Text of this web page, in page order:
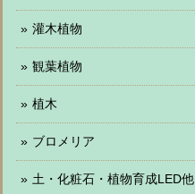
灌木植物
観葉植物
植木
ブロメリア
土・化粧石・植物育成LED他